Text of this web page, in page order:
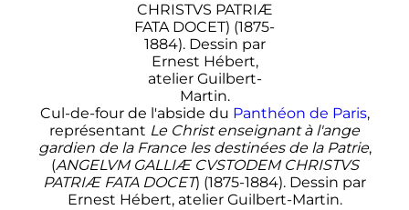
Cul-de-four de l'abside du Panthéon de Paris,
représentant Le Christ enseignant à l'ange
gardien de la France les destinées de la Patrie,
(ANGELVM GALLIÆ CVSTODEM CHRISTVS
PATRIÆ FATA DOCET) (1875-1884). Dessin par
Ernest Hébert, atelier Guilbert-Martin.